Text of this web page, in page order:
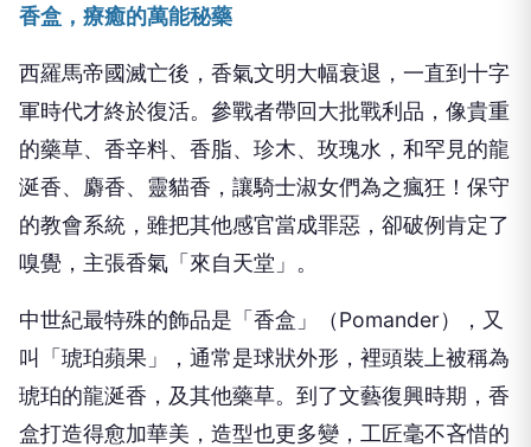
香盒，療癒的萬能秘藥
西羅馬帝國滅亡後，香氣文明大幅衰退，一直到十字
軍時代才終於復活。參戰者帶回大批戰利品，像貴重
的藥草、香辛料、香脂、珍木、玫瑰水，和罕見的龍
涎香、麝香、靈貓香，讓騎士淑女們為之瘋狂！保守
的教會系統，雖把其他感官當成罪惡，卻破例肯定了
嗅覺，主張香氣「來自天堂」。
中世紀最特殊的飾品是「香盒」（Pomander），又
叫「琥珀蘋果」，通常是球狀外形，裡頭裝上被稱為
琥珀的龍涎香，及其他藥草。到了文藝復興時期，香
盒打造得愈加華美，造型也更多變，工匠毫不吝惜的